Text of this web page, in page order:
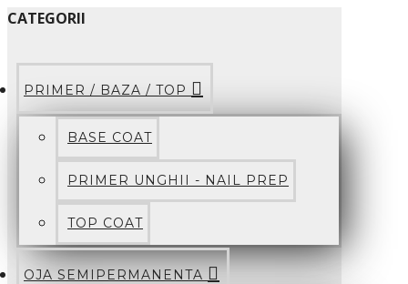
CATEGORII
PRIMER / BAZA / TOP
BASE COAT
PRIMER UNGHII - NAIL PREP
TOP COAT
OJA SEMIPERMANENTA